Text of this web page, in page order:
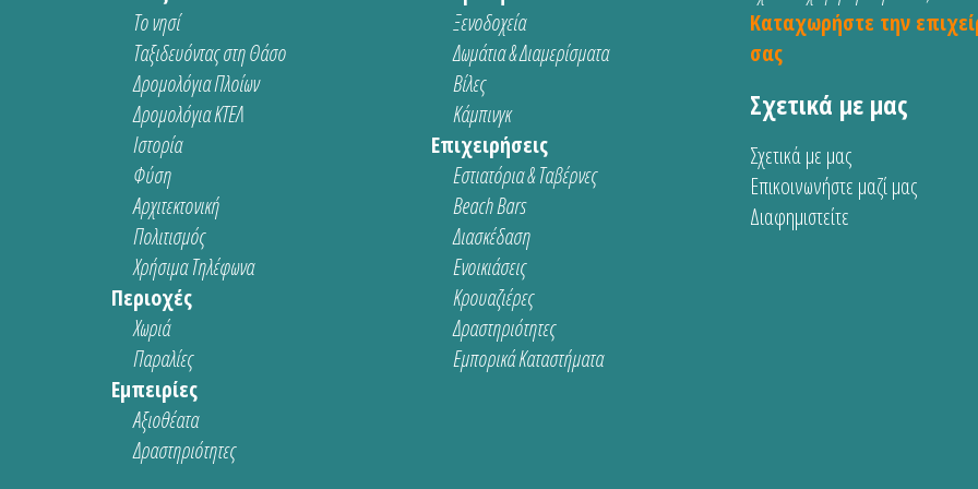
Το νησί
Ταξιδευόντας στη Θάσο
Δρομολόγια Πλοίων
Δρομολόγια ΚΤΕΛ
Ιστορία
Φύση
Αρχιτεκτονική
Πολιτισμός
Χρήσιμα Τηλέφωνα
Περιοχές
Χωριά
Παραλίες
Εμπειρίες
Αξιοθέατα
Δραστηριότητες
Ξενοδοχεία
Δωμάτια & Διαμερίσματα
Βίλες
Κάμπινγκ
Επιχειρήσεις
Εστιατόρια & Ταβέρνες
Beach Bars
Διασκέδαση
Ενοικιάσεις
Κρουαζιέρες
Δραστηριότητες
Εμπορικά Καταστήματα
Καταχωρήστε την
σας
Σχετικά με μας
Σχετικά με μας
Επικοινωνήστε μαζί μας
Διαφημιστείτε